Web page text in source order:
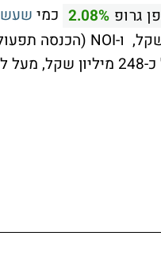
גרופ 2.08% כמי
שקל. שווי של החברה בספרים עמד בסוף